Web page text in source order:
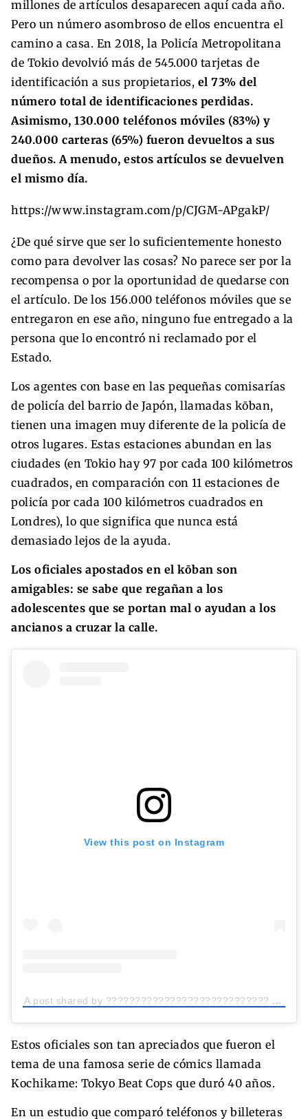
millones de artículos desaparecen aquí cada año.
Pero un número asombroso de ellos encuentra el
camino a casa. En 2018, la Policía Metropolitana
de Tokio devolvió más de 545.000 tarjetas de
identificación a sus propietarios, el 73% del
número total de identificaciones perdidas.
Asimismo, 130.000 teléfonos móviles (83%) y
240.000 carteras (65%) fueron devueltos a sus
dueños. A menudo, estos artículos se devuelven
el mismo día.
https://www.instagram.com/p/CJGM-APgakP/
¿De qué sirve que ser lo suficientemente honesto
como para devolver las cosas? No parece ser por la
recompensa o por la oportunidad de quedarse con
el artículo. De los 156.000 teléfonos móviles que se
entregaron en ese año, ninguno fue entregado a la
persona que lo encontró ni reclamado por el
Estado.
Los agentes con base en las pequeñas comisarías
de policía del barrio de Japón, llamadas kōban,
tienen una imagen muy diferente de la policía de
otros lugares. Estas estaciones abundan en las
ciudades (en Tokio hay 97 por cada 100 kilómetros
cuadrados, en comparación con 11 estaciones de
policía por cada 100 kilómetros cuadrados en
Londres), lo que significa que nunca está
demasiado lejos de la ayuda.
Los oficiales apostados en el kōban son
amigables: se sabe que regañan a los
adolescentes que se portan mal o ayudan a los
ancianos a cruzar la calle.
View this post on Instagram
A post shared by ???????????????????????????? ????. (@carolusrexmanilensis)
Estos oficiales son tan apreciados que fueron el
tema de una famosa serie de cómics llamada
Kochikame: Tokyo Beat Cops que duró 40 años.
En un estudio que comparó teléfonos y billeteras